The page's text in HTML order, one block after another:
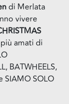
di Merlata
vivere
amati di
BATWHEELS,
SIAMO SOLO